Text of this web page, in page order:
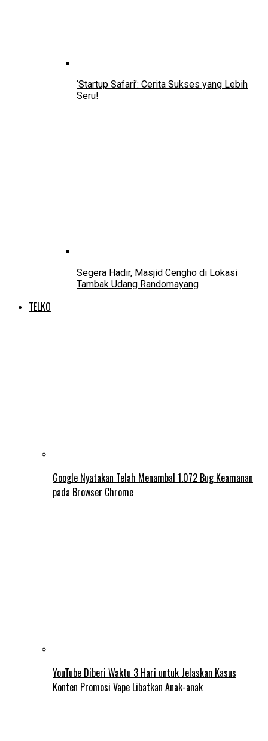
‘Startup Safari’: Cerita Sukses yang Lebih
Seru!
Segera Hadir, Masjid Cengho di Lokasi
Tambak Udang Randomayang
TELKO
Google Nyatakan Telah Menambal 1.072 Bug Keamanan
pada Browser Chrome
YouTube Diberi Waktu 3 Hari untuk Jelaskan Kasus
Konten Promosi Vape Libatkan Anak-anak